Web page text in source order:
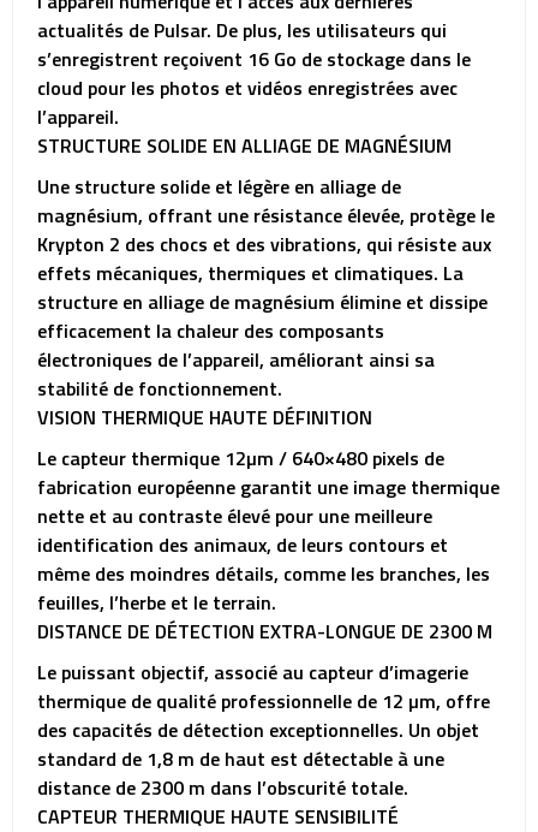
actualités de Pulsar. De plus, les utilisateurs qui
s’enregistrent reçoivent 16 Go de stockage dans le
cloud pour les photos et vidéos enregistrées avec
l’appareil.
STRUCTURE SOLIDE EN ALLIAGE DE MAGNÉSIUM
Une structure solide et légère en alliage de
magnésium, offrant une résistance élevée, protège le
Krypton 2 des chocs et des vibrations, qui résiste aux
effets mécaniques, thermiques et climatiques. La
structure en alliage de magnésium élimine et dissipe
efficacement la chaleur des composants
électroniques de l’appareil, améliorant ainsi sa
stabilité de fonctionnement.
VISION THERMIQUE HAUTE DÉFINITION
Le capteur thermique 12µm / 640×480 pixels de
fabrication européenne garantit une image thermique
nette et au contraste élevé pour une meilleure
identification des animaux, de leurs contours et
même des moindres détails, comme les branches, les
feuilles, l’herbe et le terrain.
DISTANCE DE DÉTECTION EXTRA-LONGUE DE 2300 M
Le puissant objectif, associé au capteur d’imagerie
thermique de qualité professionnelle de 12 µm, offre
des capacités de détection exceptionnelles. Un objet
standard de 1,8 m de haut est détectable à une
distance de 2300 m dans l’obscurité totale.
CAPTEUR THERMIQUE HAUTE SENSIBILITÉ